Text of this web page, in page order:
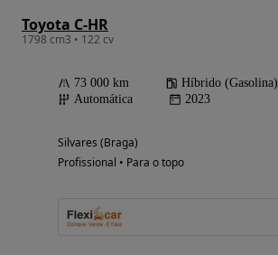
Toyota C-HR
1798 cm3 • 122 cv
73 000 km
Híbrido (Gasolina)
Automática
2023
Silvares (Braga)
Profissional • Para o topo